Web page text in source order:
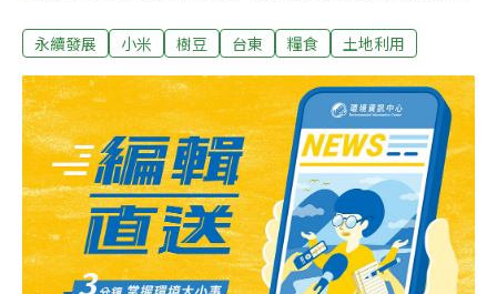
右，多年的研究發現它，具有很高營養價值。比起國內稻
到，農委會希望減少種稻面積與產量，獎勵補貼農民轉作
雜糧或進口替代作物，不過環保團體認為政府的配套政策
還不夠積極。這幾年台糖也積極投入非基改黃豆、玉米栽
培，黃豆生產面積更從2014年的25公頃，打算2015年提
高到40公頃，雖然價格比進口基改黃豆貴上5、6倍，仍以
新鮮與健康搶攻市場，環保團體認為台糖土地是生產雜糧
作物的好基地，應該善加規劃利用。
永續發展 小米 樹豆 台東 糧食 土地利用